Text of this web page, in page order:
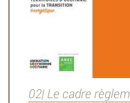
02| Le cadre